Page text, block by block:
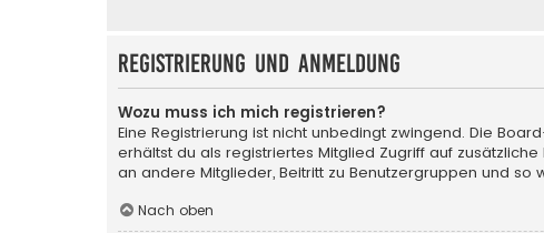
Registrierung und Anmeldung
Wozu muss ich mich registrieren?
Eine Registrierung ist nicht unbedingt zwingend. Die
erhältst du als registriertes Mitglied Zugriff auf
an andere Mitglieder, Beitritt zu Benutzergruppen und
Nach oben